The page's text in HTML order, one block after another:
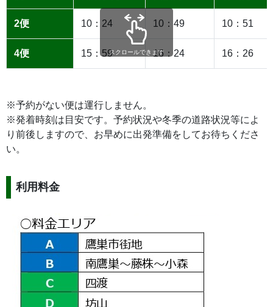
2便 10：24 10：49 10：51
4便 15：59 16：24 16：26
スクロールできます
※予約がない便は運行しません。
※発着時刻は目安です。予約状況や冬季の道路状況等によ
り前後しますので、お早めに出発準備をしてお待ちくださ
い。
利用料金